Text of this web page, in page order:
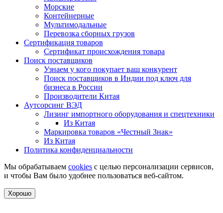
Морские
Контейнерные
Мультимодальные
Перевозка сборных грузов
Сертификация товаров
Сертификат происхождения товара
Поиск поставщиков
Узнаем у кого покупает ваш конкурент
Поиск поставщиков в Индии под ключ для
бизнеса в России
Производители Китая
Аутсорсинг ВЭД
Лизинг импортного оборудования и спецтехники
Из Китая
Маркировка товаров «Честный Знак»
Из Китая
Политика конфиденциальности
Мы обрабатываем cookies с целью персонализации сервисов,
и чтобы Вам было удобнее пользоваться веб-сайтом.
Хорошо